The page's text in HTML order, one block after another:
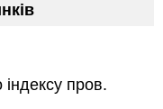
пров.